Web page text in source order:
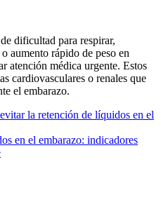
dificultad para respirar,
aumento rápido de peso en
atención médica urgente. Estos
cardiovasculares o renales que
el embarazo.
la retención de líquidos en el
en el embarazo: indicadores